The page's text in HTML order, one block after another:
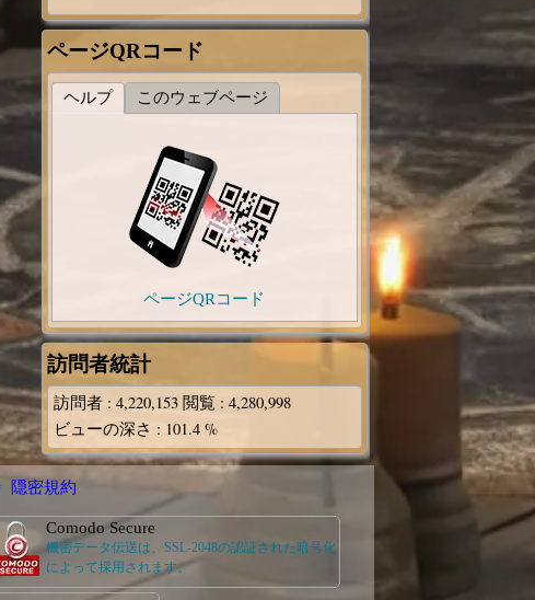
ページQRコード
ヘルプ このウェブページ
ページQRコード
訪問者統計
訪問者: 4,220,153 閲覧: 4,280,998
ビューの深さ : 101.4 %
隠密規約
Comodo Secure
機密データ伝送は、SSL-2048の認証された暗号化
によって採用されます。